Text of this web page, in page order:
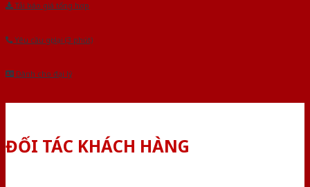
Tải báo giá tổng hợp
Yêu cầu gọi lại (3 phút)
Dành cho đại lý
ĐỐI TÁC KHÁCH HÀNG